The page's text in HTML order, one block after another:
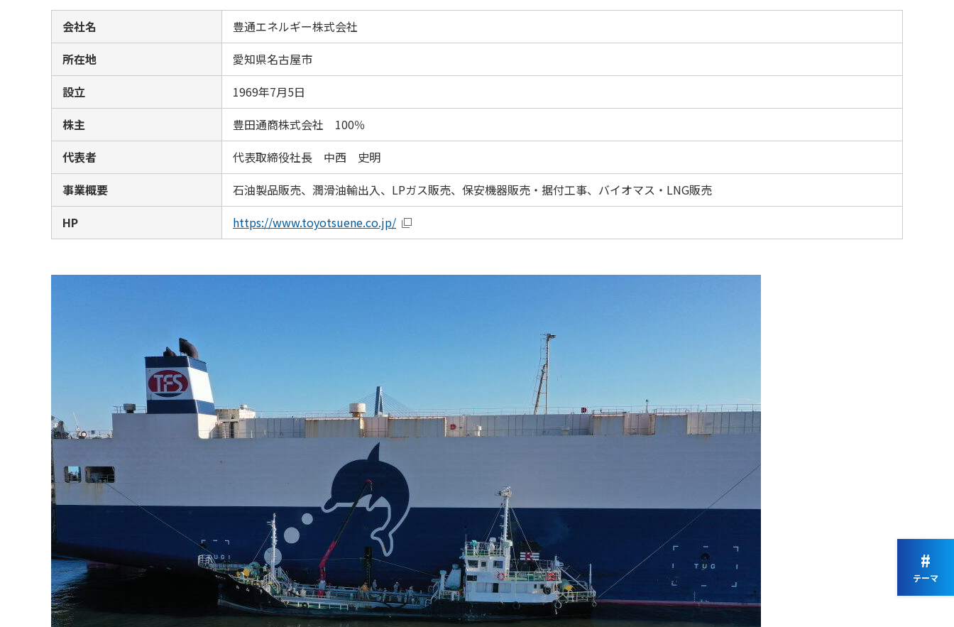
会社名
豊通エネルギー株式会社
所在地
愛知県名古屋市
設立
1969年7月5日
株主
豊田通商株式会社 100％
代表者
代表取締役社長 中西 史明
事業概要
石油製品販売、潤滑油輸出入、LPガス販売、保安機器販売・据付工事、バイオマス・LNG販売
HP
https://www.toyotsuene.co.jp/
#
テーマ